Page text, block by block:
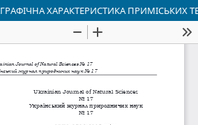
ХАРАКТЕРИСТИКА ПРИМІСЬКИХ